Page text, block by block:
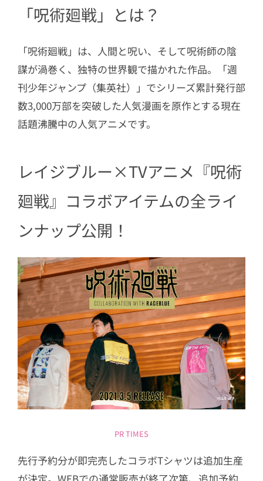
2.3iPhoneケース
描き下ろしデザイン）
2.5 マグカップ（今回初公開・描き下
ろしデザイン）
2.6フェイスタオル
3第１弾即完売のロングTシャツとトート
3.1ロングTシャツ
4KADOKAWA『呪術廻戦』デスクマット
虎杖 悠仁ver. 他４種
ックTシャツ 黒／赤」
6​KADOKAWA「呪術廻戦」王冠クリップ
バッジ Vol.3 五条 悟 他4種
7TVアニメ呪術廻戦 AirPods Proケース
五条 悟 他7種
8『呪術廻戦』 マルシェバッグ 虎杖悠仁
他７種
4月23日より「ジャンプフェア in アニメ
ッズを手に入れるチャンス
「呪術廻戦」とは？
「呪術廻戦」は、人間と呪い、そして呪術師の陰
謀が渦巻く、独特の世界観で描かれた作品。「週
刊少年ジャンプ（集英社）」でシリーズ累計発行部
数3,000万部を突破した人気漫画を原作とする現在
話題沸騰中の人気アニメです。
レイジブルー×TVアニメ『呪術
廻戦』コラボアイテムの全ライ
ンナップ公開！
PR TIMES
先行予約分が即完売したコラボTシャツは追加生産